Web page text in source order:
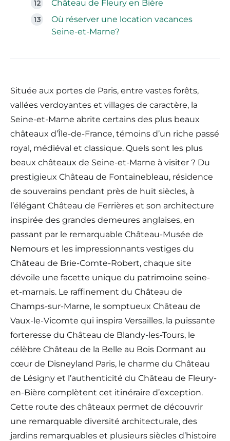
Château de Fleury en Bière
Où réserver une location vacances
Seine-et-Marne?
Située aux portes de Paris, entre vastes forêts,
vallées verdoyantes et villages de caractère, la
Seine-et-Marne abrite certains des plus beaux
châteaux d’Île-de-France, témoins d’un riche passé
royal, médiéval et classique. Quels sont les plus
beaux châteaux de Seine-et-Marne à visiter ? Du
prestigieux Château de Fontainebleau, résidence
de souverains pendant près de huit siècles, à
l’élégant Château de Ferrières et son architecture
inspirée des grandes demeures anglaises, en
passant par le remarquable Château-Musée de
Nemours et les impressionnants vestiges du
Château de Brie-Comte-Robert, chaque site
dévoile une facette unique du patrimoine seine-
et-marnais. Le raffinement du Château de
Champs-sur-Marne, le somptueux Château de
Vaux-le-Vicomte qui inspira Versailles, la puissante
forteresse du Château de Blandy-les-Tours, le
célèbre Château de la Belle au Bois Dormant au
cœur de Disneyland Paris, le charme du Château
de Lésigny et l’authenticité du Château de Fleury-
en-Bière complètent cet itinéraire d’exception.
Cette route des châteaux permet de découvrir
une remarquable diversité architecturale, des
jardins remarquables et plusieurs siècles d’histoire